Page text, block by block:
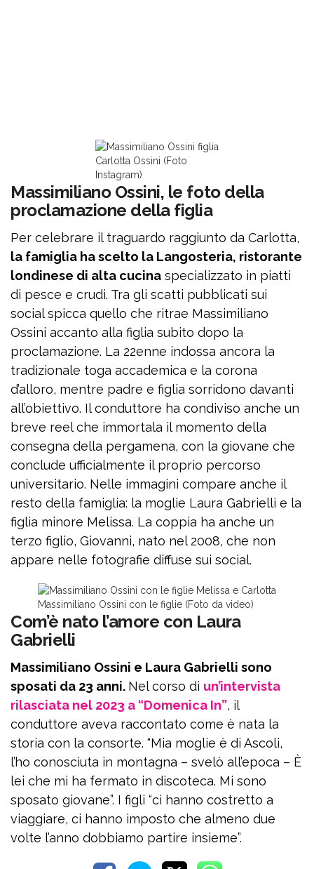
Carlotta Ossini (Foto
Instagram)
Massimiliano Ossini, le foto della
proclamazione della figlia
Per celebrare il traguardo raggiunto da Carlotta,
la famiglia ha scelto la Langosteria, ristorante
londinese di alta cucina specializzato in piatti
di pesce e crudi. Tra gli scatti pubblicati sui
social spicca quello che ritrae Massimiliano
Ossini accanto alla figlia subito dopo la
proclamazione. La 22enne indossa ancora la
tradizionale toga accademica e la corona
d’alloro, mentre padre e figlia sorridono davanti
all’obiettivo. Il conduttore ha condiviso anche un
breve reel che immortala il momento della
consegna della pergamena, con la giovane che
conclude ufficialmente il proprio percorso
universitario. Nelle immagini compare anche il
resto della famiglia: la moglie Laura Gabrielli e la
figlia minore Melissa. La coppia ha anche un
terzo figlio, Giovanni, nato nel 2008, che non
appare nelle fotografie diffuse sui social.
Massimiliano Ossini con le figlie (Foto da video)
Com’è nato l’amore con Laura
Gabrielli
Massimiliano Ossini e Laura Gabrielli sono
sposati da 23 anni. Nel corso di un’intervista
rilasciata nel 2023 a “Domenica In”, il
conduttore aveva raccontato come è nata la
storia con la consorte. “Mia moglie è di Ascoli,
l’ho conosciuta in montagna – svelò all’epoca – È
lei che mi ha fermato in discoteca. Mi sono
sposato giovane”. I figli “ci hanno costretto a
viaggiare, ci hanno imposto che almeno due
volte l’anno dobbiamo partire insieme”.